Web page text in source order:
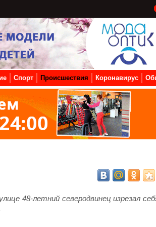
Спорт Происшествия Коронавирус
48-летний северодвинец изрезал